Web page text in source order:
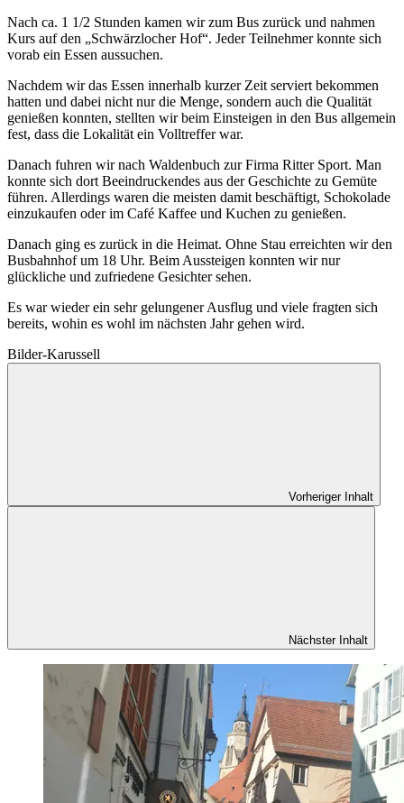
Nach ca. 1 1/2 Stunden kamen wir zum Bus zurück und nahmen
Kurs auf den „Schwärzlocher Hof“. Jeder Teilnehmer konnte sich
vorab ein Essen aussuchen.
Nachdem wir das Essen innerhalb kurzer Zeit serviert bekommen
hatten und dabei nicht nur die Menge, sondern auch die Qualität
genießen konnten, stellten wir beim Einsteigen in den Bus allgemein
fest, dass die Lokalität ein Volltreffer war.
Danach fuhren wir nach Waldenbuch zur Firma Ritter Sport. Man
konnte sich dort Beeindruckendes aus der Geschichte zu Gemüte
führen. Allerdings waren die meisten damit beschäftigt, Schokolade
einzukaufen oder im Café Kaffee und Kuchen zu genießen.
Danach ging es zurück in die Heimat. Ohne Stau erreichten wir den
Busbahnhof um 18 Uhr. Beim Aussteigen konnten wir nur
glückliche und zufriedene Gesichter sehen.
Es war wieder ein sehr gelungener Ausflug und viele fragten sich
bereits, wohin es wohl im nächsten Jahr gehen wird.
Bilder-Karussell
Vorheriger Inhalt
Nächster Inhalt